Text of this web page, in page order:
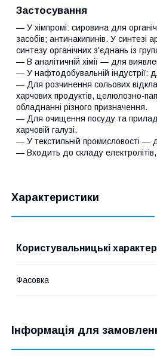
Застосування
— У хімпромі: сировина для
засобів; антинакипинів. У
синтезу органічних з'єднань із
— В аналітичній хімії — для
— У нафтодобувальній індустрії:
— Для розчинення сольових
харчових продуктів, целюлозно-
обладнанні різного призначення.
— Для очищення посуду та
харчовій галузі.
— У текстильній промисловості —
— Входить до складу
Характеристики
Користувальницькі
Фасовка
Інформація для